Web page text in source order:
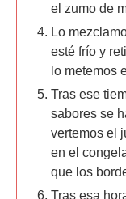
el zumo de
Lo
esté frío y
lo metemos
Tras ese
sabores se
vertemos el
en el
que los
Tras esa